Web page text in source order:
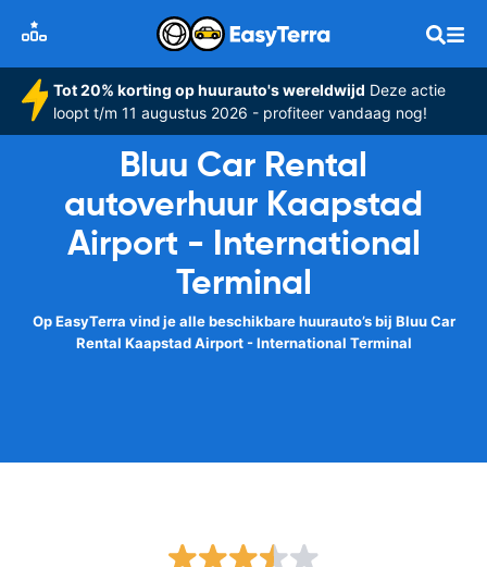
Tot 20% korting op huurauto's wereldwijd Deze actie
loopt t/m 11 augustus 2026 - profiteer vandaag nog!
Bluu Car Rental
autoverhuur Kaapstad
Airport - International
Terminal
Op EasyTerra vind je alle beschikbare huurauto’s bij Bluu Car
Rental Kaapstad Airport - International Terminal